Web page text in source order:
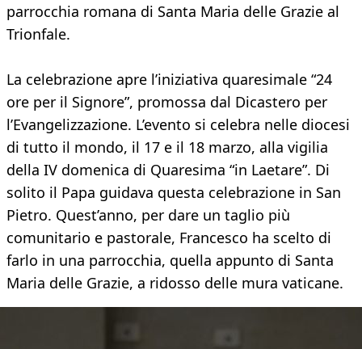
parrocchia romana di Santa Maria delle Grazie al
Trionfale.
La celebrazione apre l’iniziativa quaresimale “24
ore per il Signore”, promossa dal Dicastero per
l’Evangelizzazione. L’evento si celebra nelle diocesi
di tutto il mondo, il 17 e il 18 marzo, alla vigilia
della IV domenica di Quaresima “in Laetare”. Di
solito il Papa guidava questa celebrazione in San
Pietro. Quest’anno, per dare un taglio più
comunitario e pastorale, Francesco ha scelto di
farlo in una parrocchia, quella appunto di Santa
Maria delle Grazie, a ridosso delle mura vaticane.